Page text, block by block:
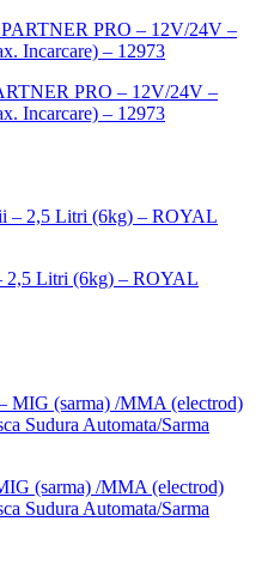
PRO – 12V/24V –
Incarcare) – 12973
2,5 Litri (6kg) – ROYAL
(sarma) /MMA (electrod)
Sudura Automata/Sarma